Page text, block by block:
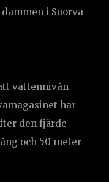
i Suorva
vattennivån
har
den fjärde
och 50 meter